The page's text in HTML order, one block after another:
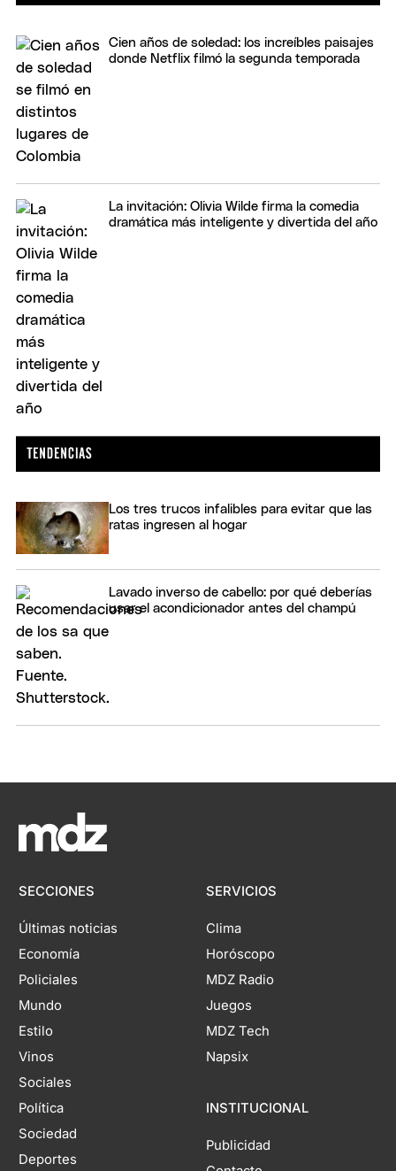
Cien años de soledad: los increíbles paisajes
donde Netflix filmó la segunda temporada
La invitación: Olivia Wilde firma la comedia
dramática más inteligente y divertida del año
Los tres trucos infalibles para evitar que las
ratas ingresen al hogar
Lavado inverso de cabello: por qué deberías
usar el acondicionador antes del champú
SECCIONES
Últimas noticias
Economía
Policiales
Mundo
Estilo
Vinos
Sociales
Política
Sociedad
Deportes
SERVICIOS
Clima
Horóscopo
MDZ Radio
Juegos
MDZ Tech
Napsix
INSTITUCIONAL
Publicidad